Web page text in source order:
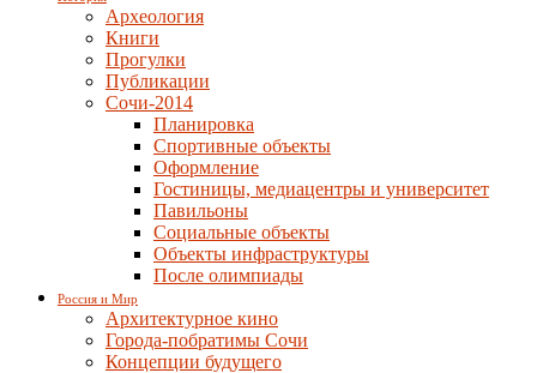
Археология
Книги
Прогулки
Публикации
Сочи-2014
Планировка
Спортивные объекты
Оформление
Гостиницы, медиацентры и университет
Павильоны
Социальные объекты
Объекты инфраструктуры
После олимпиады
Россия и Мир
Архитектурное кино
Города-побратимы Сочи
Концепции будущего